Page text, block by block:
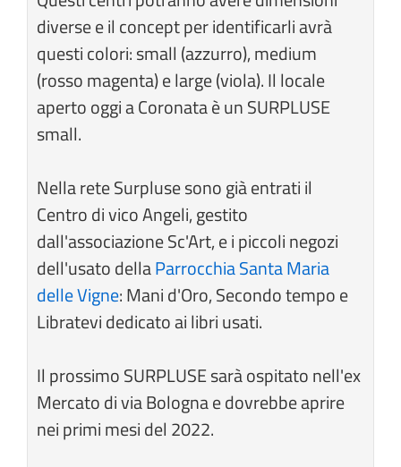
diverse e il concept per identificarli avrà
questi colori: small (azzurro), medium
(rosso magenta) e large (viola). Il locale
aperto oggi a Coronata è un SURPLUSE
small.
Nella rete Surpluse sono già entrati il
Centro di vico Angeli, gestito
dall'associazione Sc'Art, e i piccoli negozi
dell'usato dellaParrocchia Santa Maria
delle Vigne: Mani d'Oro, Secondo tempo e
Libratevi dedicato ai libri usati.
Il prossimo SURPLUSE sarà ospitato nell'ex
Mercato di via Bologna e dovrebbe aprire
nei primi mesi del 2022.